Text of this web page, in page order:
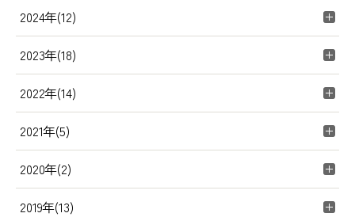
2024年(12)
2023年(18)
2022年(14)
2021年(5)
2020年(2)
2019年(13)